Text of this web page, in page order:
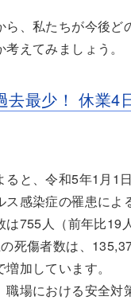
ら、私たちが今後ど
えてみましょう。
去最少！ 休業4
ると、令和5年1月1
ス感染症の罹患によ
は755人（前年比19
死傷者数は、
加しています。
職場における安全対